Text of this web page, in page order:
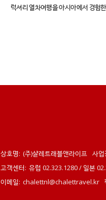
럭셔리 열차여행을 아시아에서 경험
상호명: (주)샬레트래블앤라이프 사
고객센터: 유럽 02.323.1280 / 일본
이메일: chalettnl@chalettravel.kr